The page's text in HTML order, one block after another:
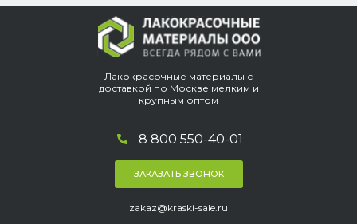
Лакокрасочные материалы с
доставкой по Москве мелким и
крупным оптом
8 800 550-40-01
ЗАКАЗАТЬ ЗВОНОК
zakaz@kraski-sale.ru